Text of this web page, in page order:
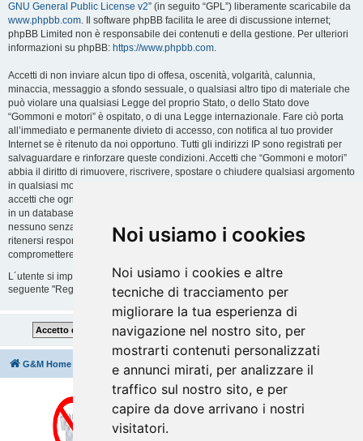
Noi usiamo i cookies
Noi usiamo i cookies e altre
tecniche di tracciamento per
migliorare la tua esperienza di
navigazione nel nostro sito, per
mostrarti contenuti personalizzati
e annunci mirati, per analizzare il
traffico sul nostro sito, e per
capire da dove arrivano i nostri
visitatori.
GNU General Public License v2” (in seguito “GPL”) liberamente scaricabile da
www.phpbb.com. Il software phpBB facilita le aree di discussione internet;
phpBB Limited non è responsabile dei contenuti e della gestione. Per ulteriori
informazioni su phpBB: https://www.phpbb.com.
Accetti di non inviare alcun tipo di offesa, oscenità, volgarità, calunnia,
minaccia, messaggio a sfondo sessuale, o qualsiasi altro tipo di materiale che
può violare una qualsiasi Legge del proprio Stato, o dello Stato dove
“Gommoni e motori” è ospitato, o di una Legge internazionale. Fare ciò porta
all’immediato e permanente divieto di accesso, con notifica al tuo provider
Internet se è ritenuto da noi opportuno. Tutti gli indirizzi IP sono registrati per
salvaguardare e rinforzare queste condizioni. Accetti che “Gommoni e motori”
abbia il diritto di rimuovere, riscrivere, spostare o chiudere qualsiasi argomento
in qualsiasi momento lo ritenga necessario. Come fruitore di questo servizio,
accetti che ogni informazione (dato personale) tu abbia inviato sia conservata
in un database. Al contempo queste informazioni non saranno divulgate a
nessuno senza il tuo consenso, né “Gommoni e motori” o phpBB sono da
ritenersi responsabili per qualsiasi violazione al sistema che possa
compromettere queste informazioni.
L´utente si impegna a rispettare le regole del forum indicate nella sezione
seguente "Regole":
Guarda le regole del Forum
G&M Home Tutti gli orari sonoUTC+02:00
Cancella cookie